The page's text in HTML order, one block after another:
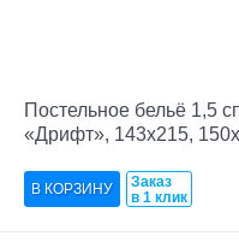
Постельное бельё 1,5
«Дрифт», 143х215,
Заказ
в 1 клик